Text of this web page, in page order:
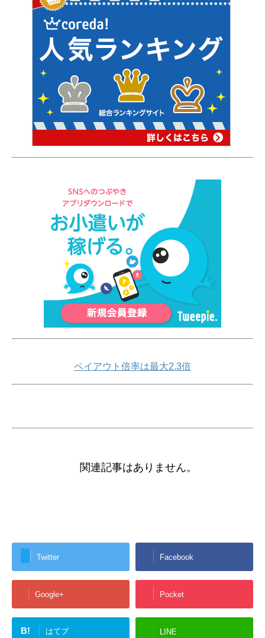
ペイアウト倍率は最大2.3倍
関連記事はありません。
Twitter Facebook
Google+ Pocket
B! はてブ LINE